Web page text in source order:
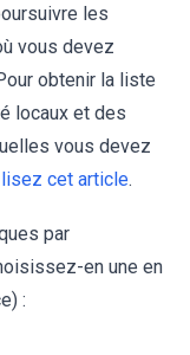
les
vous devez
obtenir la liste
locaux et des
vous devez
lisez cet article.
par
en une en
: